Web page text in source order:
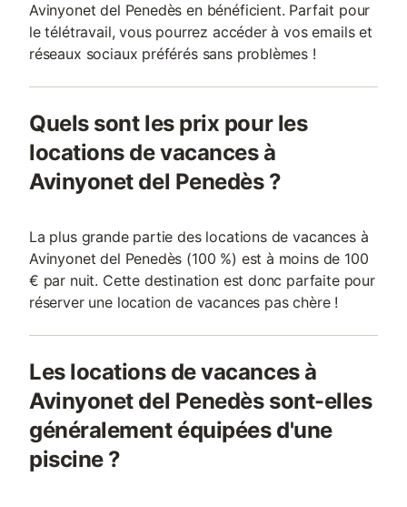
Avinyonet del Penedès en bénéficient. Parfait pour
le télétravail, vous pourrez accéder à vos emails et
réseaux sociaux préférés sans problèmes !
Quels sont les prix pour les
locations de vacances à
Avinyonet del Penedès ?
La plus grande partie des locations de vacances à
Avinyonet del Penedès (100 %) est à moins de 100
€ par nuit. Cette destination est donc parfaite pour
réserver une location de vacances pas chère !
Les locations de vacances à
Avinyonet del Penedès sont-elles
généralement équipées d'une
piscine ?